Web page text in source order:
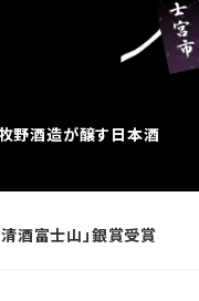
野酒造が醸す日本酒
酒富士山」銀賞受賞